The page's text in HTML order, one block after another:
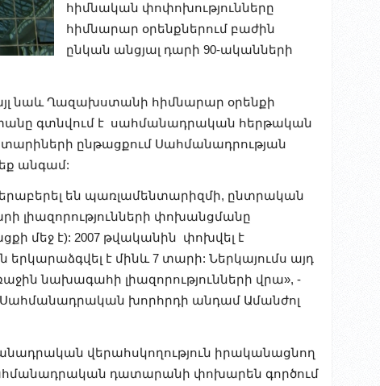
հիմնական փոփոխությունները
հիմնարար օրենքներում բաժին
ընկան անցյալ դարի 90-ականների
նաև Ղազախստանի հիմնարար օրենքի
գտնվում է սահմանադրական հերթական
ընթացքում Սահմանադրության
անգամ:
են պառլամենտարիզմի, ընտրական
լիազորությունների փոխանցմանը
մեջ է): 2007 թվականին փոխվել է
է մինև 7 տարի: Ներկայումս այդ
նախագահի լիազորությունների վրա», -
խորհրդի անդամ Ամանժոլ
վերահսկողություն իրականացնող
դատարանի փոխարեն գործում